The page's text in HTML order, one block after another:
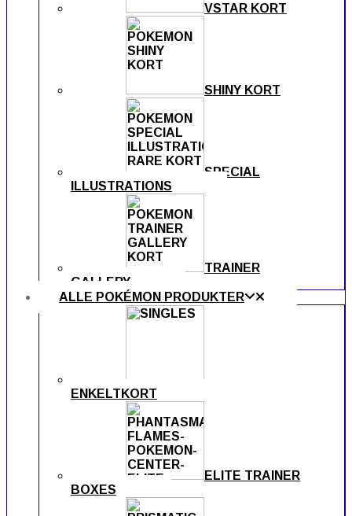
VSTAR KORT
SHINY KORT
SPECIAL
ILLUSTRATIONS
TRAINER
GALLERY
ALLE POKÉMON PRODUKTER
ENKELTKORT
ELITE TRAINER
BOXES